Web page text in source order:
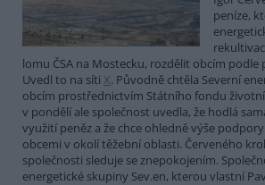
peníze,
lomu ČSA na Mostecku, rozdělit obcím
Uvedl to na síti X. Původně chtěla Severní
obcím prostřednictvím Státního fondu
v pondělí ale společnost uvedla, že hodlá
využití peněz a že chce ohledně výše
obcemi v okolí těžební oblasti. Červeného
společnosti sleduje se znepokojením.
energetické skupiny Sev.en, kterou vlastní